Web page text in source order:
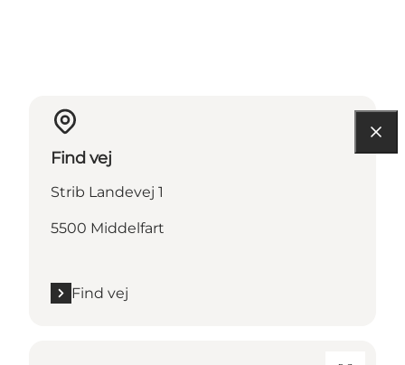
Find vej
Strib Landevej 1
5500 Middelfart
Find vej